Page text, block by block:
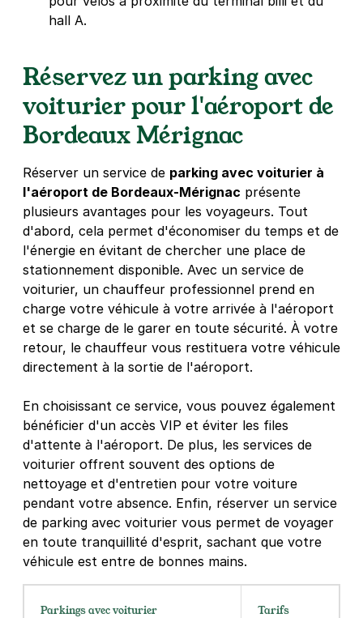
hall A.
Réservez un parking avec
voiturier pour l'aéroport de
Bordeaux Mérignac
Réserver un service de parking avec voiturier à
l'aéroport de Bordeaux-Mérignac présente
plusieurs avantages pour les voyageurs. Tout
d'abord, cela permet d'économiser du temps et de
l'énergie en évitant de chercher une place de
stationnement disponible. Avec un service de
voiturier, un chauffeur professionnel prend en
charge votre véhicule à votre arrivée à l'aéroport
et se charge de le garer en toute sécurité. À votre
retour, le chauffeur vous restituera votre véhicule
directement à la sortie de l'aéroport.
En choisissant ce service, vous pouvez également
bénéficier d'un accès VIP et éviter les files
d'attente à l'aéroport. De plus, les services de
voiturier offrent souvent des options de
nettoyage et d'entretien pour votre voiture
pendant votre absence. Enfin, réserver un service
de parking avec voiturier vous permet de voyager
en toute tranquillité d'esprit, sachant que votre
véhicule est entre de bonnes mains.
Parkings avec voiturier Tarifs